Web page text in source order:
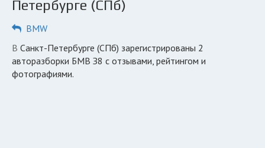
Автосервисы
Петербурге (СПб)
BMW
в Санкт-Петербурге (СПб) зарегистрированы 2
авторазборки БМВ З8 с отзывами, рейтингом и
фотографиями.